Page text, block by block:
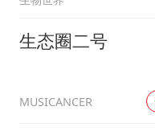
生态圈二号
MUSICANCER